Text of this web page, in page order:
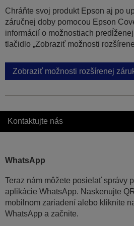
Chráňte svoj produkt Epson aj po
záručnej doby pomocou Epson
informácií o možnostiach
tlačidlo „Zobraziť možnosti
Zobraziť možnosti rozšírenej
Kontaktujte nás
WhatsApp
Teraz nám môžete posielať správy
aplikácie WhatsApp. Naskenujte
mobilnom zariadení alebo kliknite
WhatsApp a začnite.